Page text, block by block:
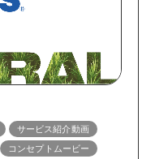
サービス紹介動画
コンセプトムービー